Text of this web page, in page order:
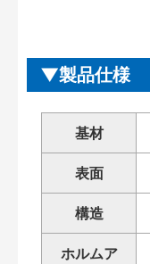
製品仕様
基材
表面
構造
ホルムア